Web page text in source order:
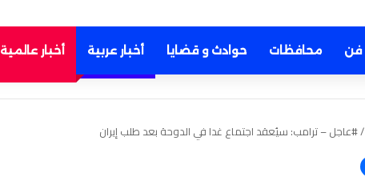
فن محافظات حوادث و قضايا أخبار عربية أخبار عالمية
/#عاجل – ترامب: سيُعقد اجتماع غدا في الدوحة بعد طلب إيران